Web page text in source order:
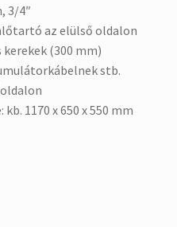
3/4″
az elülső oldalon
(300 mm)
stb.
1170 x 650 x 550 mm